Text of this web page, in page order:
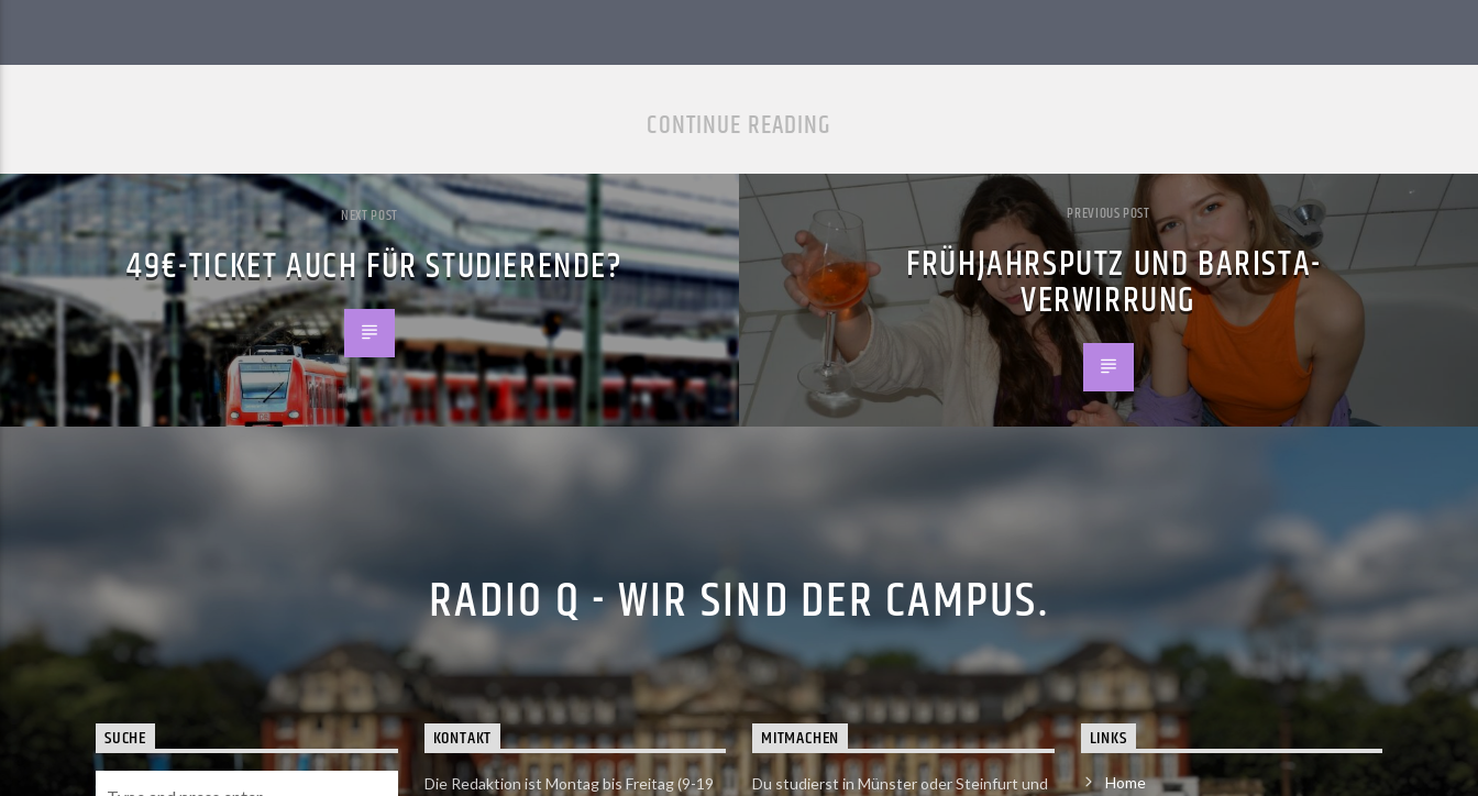
CONTINUE READING
NEXT POST
49€-TICKET AUCH FÜR STUDIERENDE?
PREVIOUS POST
FRÜHJAHRSPUTZ UND BARISTA-
VERWIRRUNG
RADIO Q - WIR SIND DER CAMPUS.
SUCHE KONTAKT
Die Redaktion ist Montag bis Freitag (9-19
MITMACHEN
Du studierst in Münster oder Steinfurt und
LINKS
Home